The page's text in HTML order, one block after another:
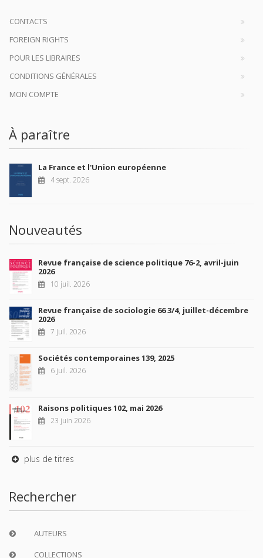
CONTACTS
FOREIGN RIGHTS
POUR LES LIBRAIRES
CONDITIONS GÉNÉRALES
MON COMPTE
À paraître
La France et l'Union européenne
4 sept. 2026
Nouveautés
Revue française de science politique 76-2, avril-juin
2026
10 juil. 2026
Revue française de sociologie 66 3/4, juillet-décembre
2026
7 juil. 2026
Sociétés contemporaines 139, 2025
6 juil. 2026
Raisons politiques 102, mai 2026
23 juin 2026
plus de titres
Rechercher
AUTEURS
COLLECTIONS